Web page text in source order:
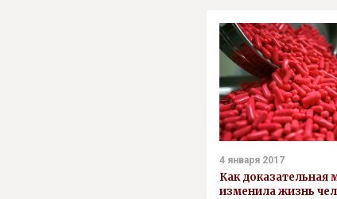
4 января 2017
Как доказательная
изменила жизнь